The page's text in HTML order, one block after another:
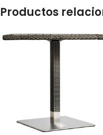
Productos